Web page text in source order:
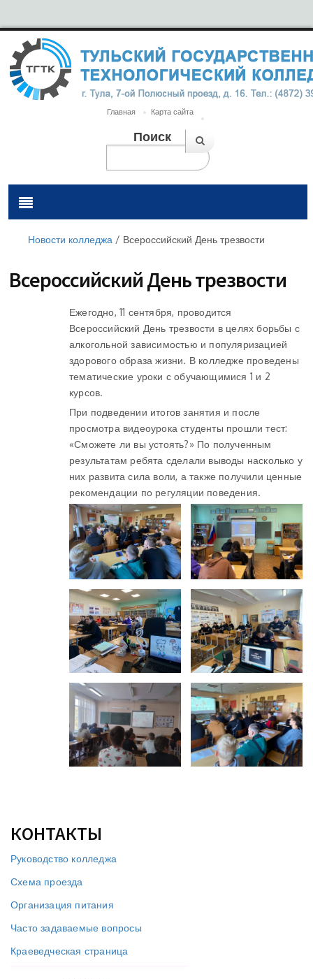
Главная Карта сайта
Поиск
Новости колледжа / Всероссийский День трезвости
Всероссийский День трезвости
Ежегодно, 11 сентября, проводится
Всероссийский День трезвости в целях борьбы с
алкогольной зависимостью и популяризацией
здорового образа жизни. В колледже проведены
тематические уроки с обучающимися 1 и 2
курсов.
При подведении итогов занятия и после
просмотра видеоурока студенты прошли тест:
«Сможете ли вы устоять?» По полученным
результатам ребята сделали выводы насколько у
них развита сила воли, а также получили ценные
рекомендации по регуляции поведения.
КОНТАКТЫ
Руководство колледжа
Схема проезда
Организация питания
Часто задаваемые вопросы
Краеведческая страница